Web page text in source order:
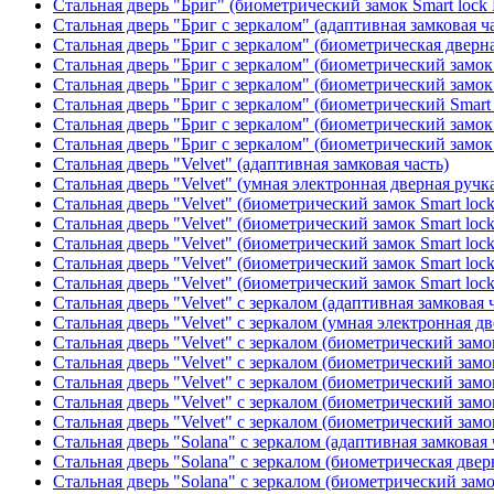
Стальная дверь "Бриг" (биометрический замок Smart lock
Стальная дверь "Бриг с зеркалом" (адаптивная замковая
Стальная дверь "Бриг с зеркалом" (биометрическая
Стальная дверь "Бриг с зеркалом" (биометрический
Стальная дверь "Бриг с зеркалом" (биометрический
Стальная дверь "Бриг с зеркалом" (биометрический
Стальная дверь "Бриг с зеркалом" (биометрический
Стальная дверь "Бриг с зеркалом" (биометрический
Стальная дверь "Velvet" (адаптивная замковая часть)
Стальная дверь "Velvet" (умная электронная дверная
Стальная дверь "Velvet" (биометрический замок Smart
Стальная дверь "Velvet" (биометрический замок Smart
Стальная дверь "Velvet" (биометрический замок Smart
Стальная дверь "Velvet" (биометрический замок Smart
Стальная дверь "Velvet" (биометрический замок Smart
Стальная дверь "Velvet" с зеркалом (адаптивная замковая
Стальная дверь "Velvet" с зеркалом (умная электронная
Стальная дверь "Velvet" с зеркалом (биометрический
Стальная дверь "Velvet" с зеркалом (биометрический
Стальная дверь "Velvet" с зеркалом (биометрический
Стальная дверь "Velvet" с зеркалом (биометрический
Стальная дверь "Velvet" с зеркалом (биометрический
Стальная дверь "Solana" с зеркалом (адаптивная замковая
Стальная дверь "Solana" с зеркалом (биометрическая
Стальная дверь "Solana" с зеркалом (биометрический